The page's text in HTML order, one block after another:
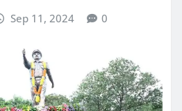
Sep 11, 2024 0